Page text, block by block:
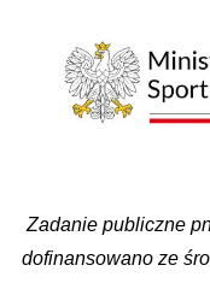
Zadanie publiczne
dofinansowano ze